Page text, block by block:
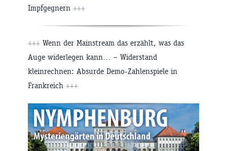
Impfgegnern +++
+++ Wenn der Mainstream das erzählt, was das
Auge widerlegen kann… – Widerstand
kleinrechnen: Absurde Demo-Zahlenspiele in
Frankreich +++